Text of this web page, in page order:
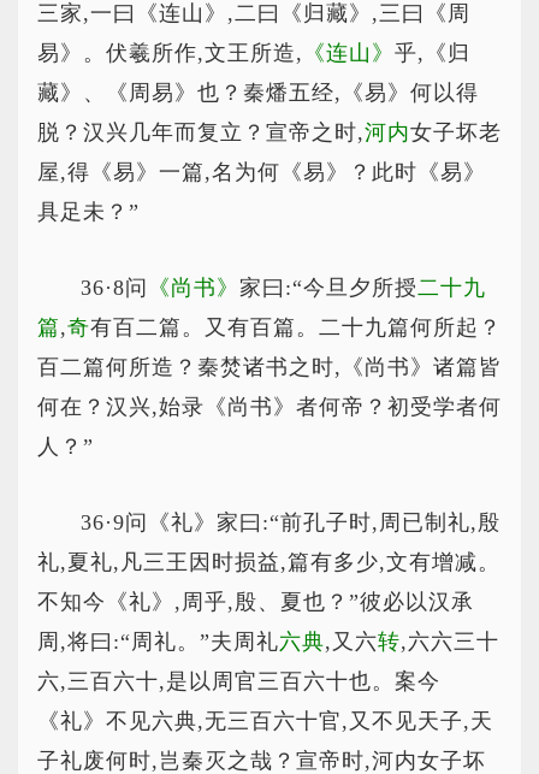
三家,一曰《连山》,二曰《归藏》,三曰《周
易》。伏羲所作,文王所造, 《连山》 乎,《归
藏》、《周易》也？秦燔五经,《易》何以得
脱？汉兴几年而复立？宣帝之时,河内女子坏老
屋,得《易》一篇,名为何《易》？此时《易》
具足未？”
36·8问 《尚书》 家曰:“今旦夕所授二十九
篇,奇有百二篇。又有百篇。二十九篇何所起？
百二篇何所造？秦焚诸书之时,《尚书》诸篇皆
何在？汉兴,始录《尚书》者何帝？初受学者何
人？”
36·9问《礼》家曰:“前孔子时,周已制礼,殷
礼,夏礼,凡三王因时损益,篇有多少,文有增减。
不知今《礼》,周乎,殷、夏也？”彼必以汉承
周,将曰:“周礼。”夫周礼六典,又六转,六六三十
六,三百六十,是以周官三百六十也。案今
《礼》不见六典,无三百六十官,又不见天子,天
子礼废何时,岂秦灭之哉？宣帝时,河内女子坏